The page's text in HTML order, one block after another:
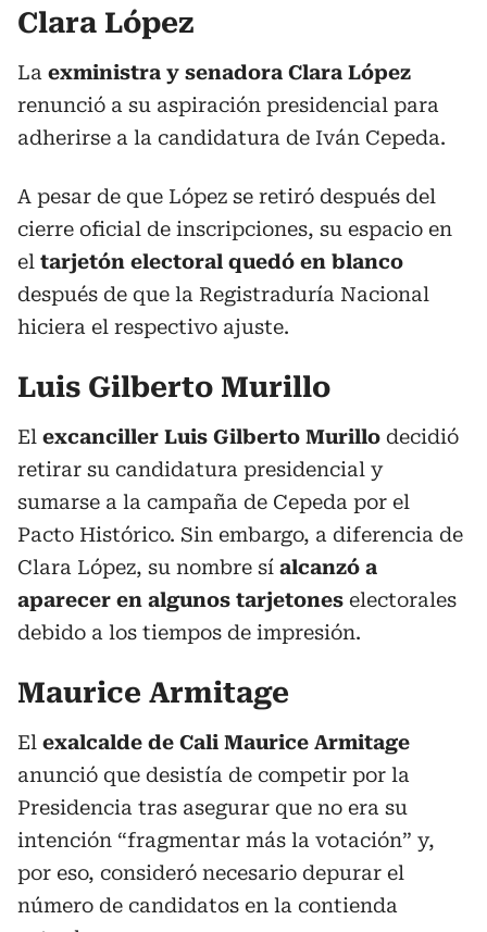
Clara López
La exministra y senadora Clara López
renunció a su aspiración presidencial para
adherirse a la candidatura de Iván Cepeda.
A pesar de que López se retiró después del
cierre oficial de inscripciones, su espacio en
el tarjetón electoral quedó en blanco
después de que la Registraduría Nacional
hiciera el respectivo ajuste.
Luis Gilberto Murillo
El excanciller Luis Gilberto Murillo decidió
retirar su candidatura presidencial y
sumarse a la campaña de Cepeda por el
Pacto Histórico. Sin embargo, a diferencia de
Clara López, su nombre sí alcanzó a
aparecer en algunos tarjetones electorales
debido a los tiempos de impresión.
Maurice Armitage
El exalcalde de Cali Maurice Armitage
anunció que desistía de competir por la
Presidencia tras asegurar que no era su
intención “fragmentar más la votación” y,
por eso, consideró necesario depurar el
número de candidatos en la contienda